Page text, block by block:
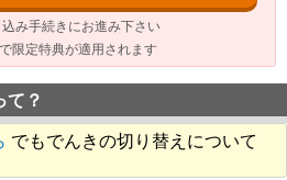
み手続きにお進み下さい
限定特典が適用されます
て？
でもでんきの切り替えについて